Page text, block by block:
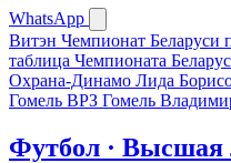
WhatsApp
Витэн Чемпионат Беларуси
таблица Чемпионата
Охрана-Динамо Лида
Гомель ВРЗ Гомель
Футбол · Высшая